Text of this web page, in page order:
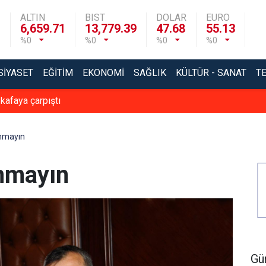
ALTIN
6,659.71
%0
BIST
13,779.39
%0
DOLAR
47.68
%0
EURO
55.13
%0
EĞITIM EKONOMI SAĞLIK KÜLTÜR - SANAT
çarpıştı